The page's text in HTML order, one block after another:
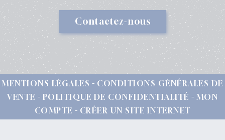
Contactez-nous
MENTIONS LÉGALES
CONDITIONS GÉNÉRALES DE
VENTE
POLITIQUE DE CONFIDENTIALITÉ
MON
COMPTE
CRÉER UN SITE INTERNET